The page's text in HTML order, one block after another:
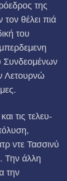
της
θέλει πιά
του
Συνδεομένων
Λετουρνώ
τις τελευ­
ντε Τασσινύ
Την άλλη
την